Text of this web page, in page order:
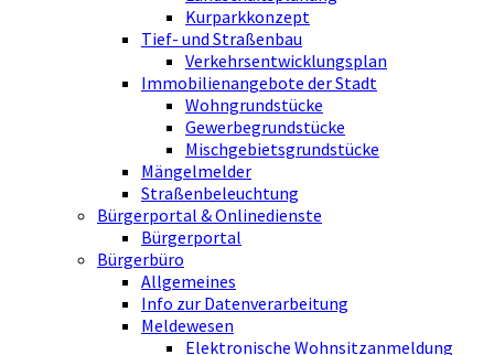
Kurparkkonzept
Tief- und Straßenbau
Verkehrsentwicklungsplan
Immobilienangebote der Stadt
Wohngrundstücke
Gewerbegrundstücke
Mischgebietsgrundstücke
Mängelmelder
Straßenbeleuchtung
Bürgerportal & Onlinedienste
Bürgerportal
Bürgerbüro
Allgemeines
Info zur Datenverarbeitung
Meldewesen
Elektronische Wohnsitzanmeldung